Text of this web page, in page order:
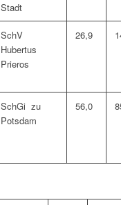
Stadt
SchV
Hubertus
Prieros
26,9
SchGi zu
Potsdam
56,0